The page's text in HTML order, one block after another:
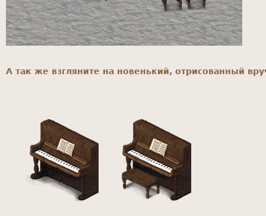
А так же взгляните на новенький, отрисованный